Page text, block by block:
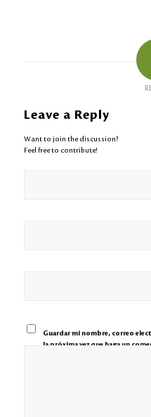
Leave a Reply
Want to join the discussion?
Feel free to contribute!
Guardar mi nombre, correo
la próxima vez que haga un